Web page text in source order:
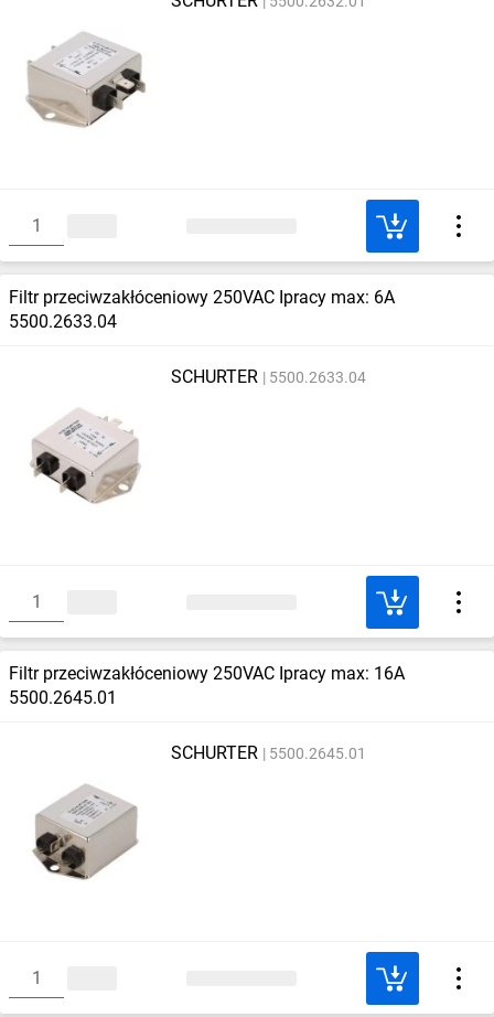
Filtr przeciwzakłóceniowy 250VAC Ipracy max: 6A
5500.2633.04
SCHURTER 5500.2633.04
Filtr przeciwzakłóceniowy 250VAC Ipracy max: 16A
5500.2645.01
SCHURTER 5500.2645.01